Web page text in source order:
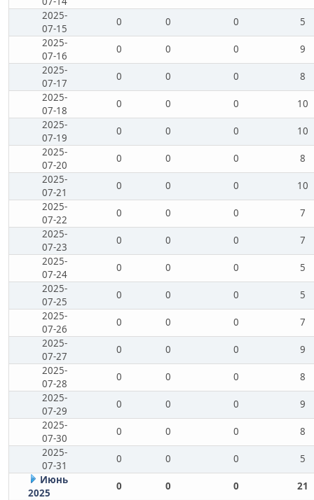
2025-
07-15
0 0 0
5
2025-
07-16
0 0 0
9
2025-
07-17
0 0 0
8
2025-
07-18
0 0 0
10
2025-
07-19
0 0 0
10
2025-
07-20
0 0 0
8
2025-
07-21
0 0 0
10
2025-
07-22
0 0 0
7
2025-
07-23
0 0 0
7
2025-
07-24
0 0 0
5
2025-
07-25
0 0 0
5
2025-
07-26
0 0 0
7
2025-
07-27
0 0 0
9
2025-
07-28
0 0 0
8
2025-
07-29
0 0 0
9
2025-
07-30
0 0 0
8
2025-
07-31
0 0 0
5
Июнь
2025
0 0 0
21